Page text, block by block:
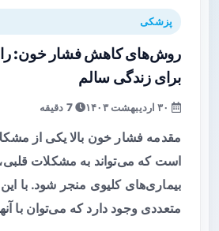
پزشکی
روش‌های کاهش فشار خون:
برای زندگی سالم
7 دقیقه
مقدمه فشار خون بالا یکی از
است که می‌تواند به مشکلات
بیماری‌های کلیوی منجر شود. با
متعددی وجود دارد که می‌توان با